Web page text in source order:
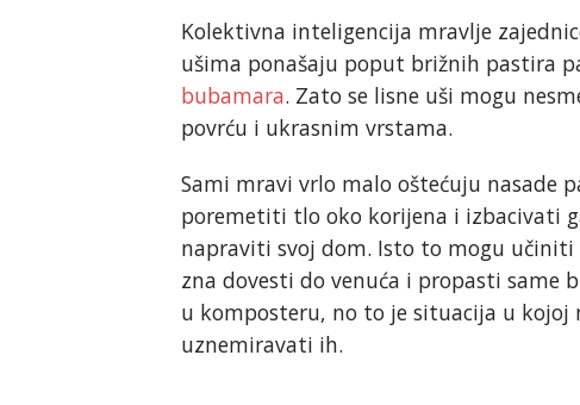
Kolektivna inteligencija mravlje
ušima ponašaju poput brižnih pastira
bubamara. Zato se lisne uši mogu
povrću i ukrasnim vrstama.
Sami mravi vrlo malo oštećuju nasade
poremetiti tlo oko korijena i izbacivati
napraviti svoj dom. Isto to mogu
zna dovesti do venuća i propasti same
u komposteru, no to je situacija u
uznemiravati ih.